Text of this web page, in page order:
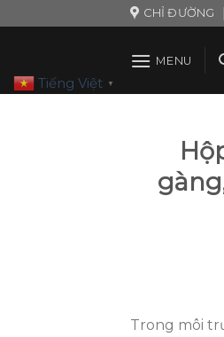
to
CHỈ ĐƯỜNG
MENU
Trong môi
Tiếng Việt ▼